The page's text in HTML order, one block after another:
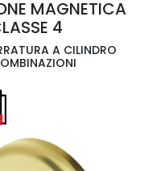
MAGNETICA
4
A CILINDRO